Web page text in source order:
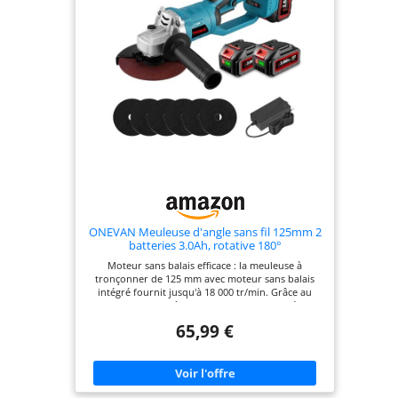
ONEVAN Meuleuse d'angle sans fil 125mm 2
batteries 3.0Ah, rotative 180°
Moteur sans balais efficace : la meuleuse à
tronçonner de 125 mm avec moteur sans balais
intégré fournit jusqu'à 18 000 tr/min. Grâce au
cuivre massif et à l'aimant de haute qualité, le
nombreux professionnels et bricoleurs passent à
autonomie 53,5 % plus longue et d'une expérience
bien plus efficace. Rotation innovante à 180° :
notre meuleuse d'angle avec contrôle de vitesse
65,99 €